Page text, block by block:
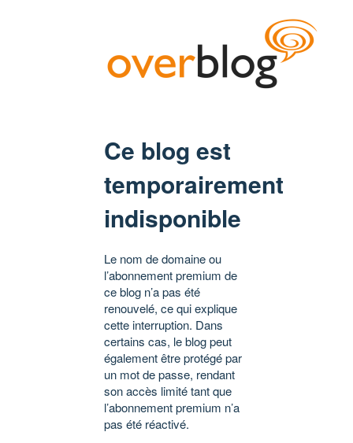
Ce blog est
temporairement
indisponible
Le nom de domaine ou
l’abonnement premium de
ce blog n’a pas été
renouvelé, ce qui explique
cette interruption. Dans
certains cas, le blog peut
également être protégé par
un mot de passe, rendant
son accès limité tant que
l’abonnement premium n’a
pas été réactivé.